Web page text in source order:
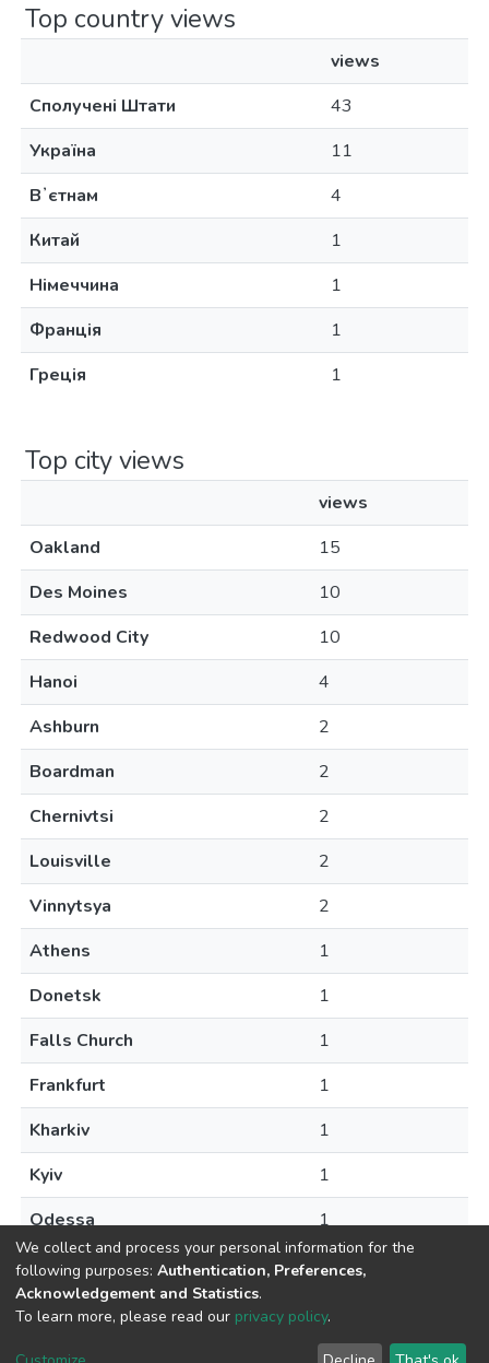
Top country views
views
Сполучені Штати
43
Україна
11
Вʼєтнам
4
Китай
1
Німеччина
1
Франція
1
Греція
1
Top city views
views
Oakland
15
Des Moines
10
Redwood City
10
Hanoi
4
Ashburn
2
Boardman
2
Chernivtsi
2
Louisville
2
Vinnytsya
2
Athens
1
Donetsk
1
Falls Church
1
Frankfurt
1
Kharkiv
1
Kyiv
1
Odessa
1
DSpace software copyright © 2009-2026
Cookie End User Send
We collect and process your personal information for the
following purposes: Authentication, Preferences,
Acknowledgement and Statistics.
To learn more, please read our privacy policy.